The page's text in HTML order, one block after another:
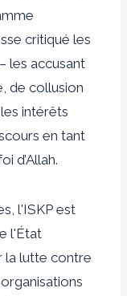
critiqué les
les accusant
de collusion
les intérêts
en tant
d’Allah.
l'ISKP est
l'État
la lutte contre